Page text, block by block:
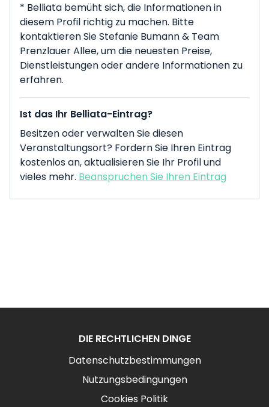
* Belliata bemüht sich, die Informationen in
diesem Profil richtig zu machen. Bitte
kontaktieren Sie Stefanie Bumann & Team
Prenzlauer Allee, um die neuesten Preise,
Dienstleistungen oder andere Informationen zu
erfahren.
Ist das Ihr Belliata-Eintrag?
Besitzen oder verwalten Sie diesen
Veranstaltungsort? Fordern Sie Ihren Eintrag
kostenlos an, aktualisieren Sie Ihr Profil und
vieles mehr. Beanspruchen Sie Ihren Eintrag
DIE RECHTLICHEN DINGE
Datenschutzbestimmungen
Nutzungsbedingungen
Cookies Politik